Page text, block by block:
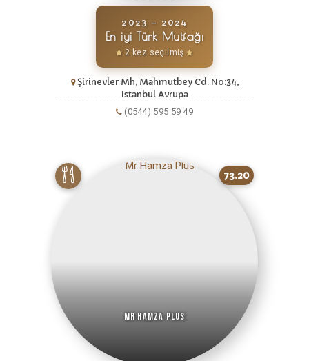
2023 – 2024
En iyi Türk Mutfağı
2 kez seçilmiş
Şirinevler Mh, Mahmutbey Cd. No:34,
Istanbul Avrupa
(0544) 595 59 49
73.20
Mr Hamza Plus